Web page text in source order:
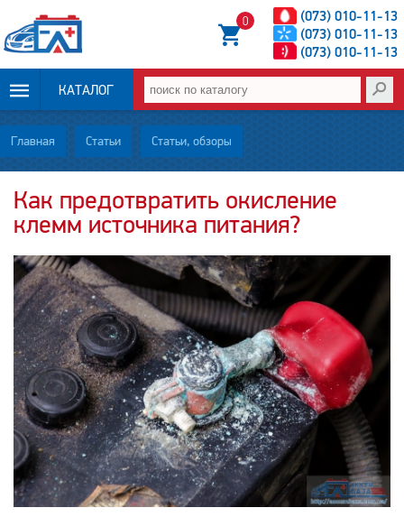
(073) 010-11-13
(073) 010-11-13
(073) 010-11-13
0
КАТАЛОГ
ОПЛАТА И
ДОСТАВКА
НОВОСТИ
СТАТЬИ
О НАС
КОНТАКТЫ
Главная Статьи Статьи, обзоры
Как предотвратить окисление
клемм источника питания?